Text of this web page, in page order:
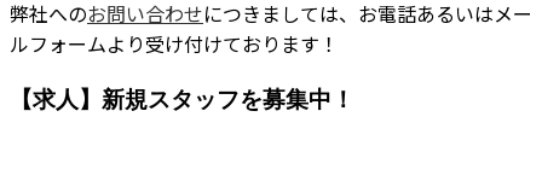
弊社へのお問い合わせにつきましては、お電話あるいはメー
ルフォームより受け付けております！
【求人】新規スタッフを募集中！